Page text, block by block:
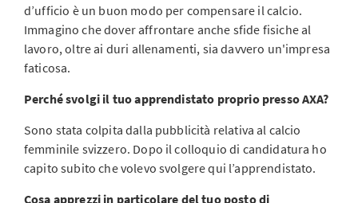
d’ufficio è un buon modo per compensare il calcio.
Immagino che dover affrontare anche sfide fisiche al
lavoro, oltre ai duri allenamenti, sia davvero un'impresa
faticosa.
Perché svolgi il tuo apprendistato proprio presso AXA?
Sono stata colpita dalla pubblicità relativa al calcio
femminile svizzero. Dopo il colloquio di candidatura ho
capito subito che volevo svolgere qui l’apprendistato.
Cosa apprezzi in particolare del tuo posto di